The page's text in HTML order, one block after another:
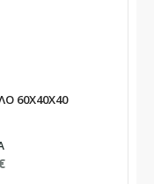
60X40X40